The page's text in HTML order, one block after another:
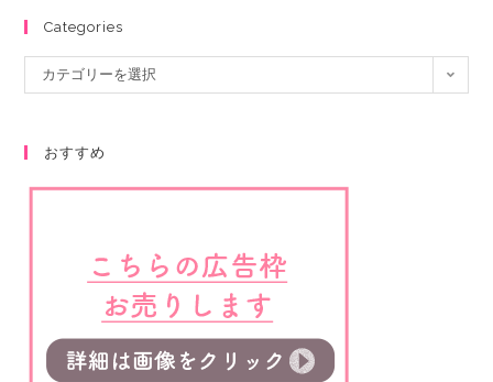
Categories
カテゴリーを選択
おすすめ